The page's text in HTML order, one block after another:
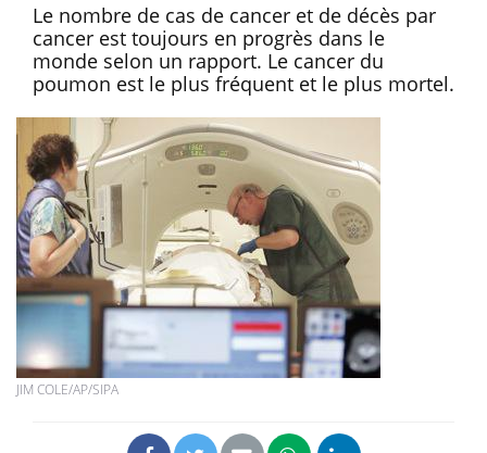
Le nombre de cas de cancer et de décès par
cancer est toujours en progrès dans le
monde selon un rapport. Le cancer du
poumon est le plus fréquent et le plus mortel.
JIM COLE/AP/SIPA